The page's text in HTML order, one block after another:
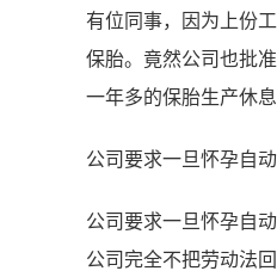
有位同事，因为上份
保胎。竟然公司也批
一年多的保胎生产休
公司要求一旦怀孕自
公司要求一旦怀孕自
公司完全不把劳动法